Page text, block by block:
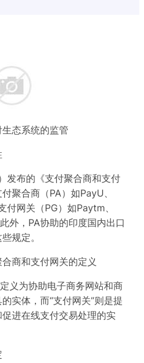
态系统的监管
布的《支付聚合商和支付
聚合商（PA）如PayU、
网关（PG）如Paytm、
外，PA协助的印度国内出口
规定。
商和支付网关的定义
为协助电子商务网站和商
实体，而“支付网关”则是提
进在线支付交易处理的实